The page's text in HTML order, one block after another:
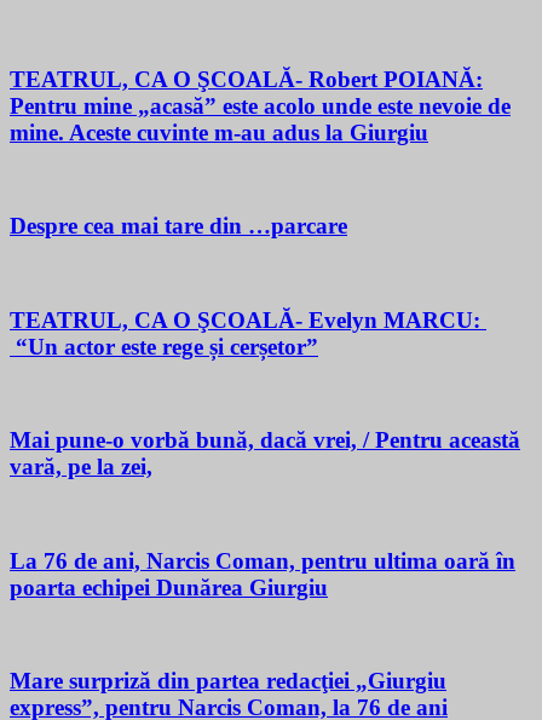
TEATRUL, CA O ŞCOALĂ- Robert POIANĂ:
Pentru mine „acasă” este acolo unde este nevoie de
mine. Aceste cuvinte m-au adus la Giurgiu
Despre cea mai tare din …parcare
TEATRUL, CA O ŞCOALĂ- Evelyn MARCU:
“Un actor este rege și cerșetor”
Mai pune-o vorbă bună, dacă vrei, / Pentru această
vară, pe la zei,
La 76 de ani, Narcis Coman, pentru ultima oară în
poarta echipei Dunărea Giurgiu
Mare surpriză din partea redacţiei „Giurgiu
express”, pentru Narcis Coman, la 76 de ani